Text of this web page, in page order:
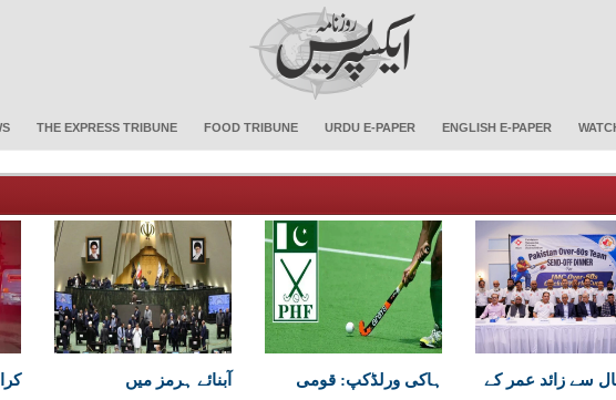
THE EXPRESS TRIBUNE FOOD TRIBUNE URDU E-PAPER ENGLISH E-PAPER
سال سے زائد عمر کے
ہاکی ورلڈکپ: قومی
آبنائے ہرمز میں